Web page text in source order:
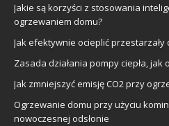
Jakie są korzyści z stosowania
ogrzewaniem domu?
Jak efektywnie ocieplić przestarzały
Zasada działania pompy ciepła,
Jak zmniejszyć emisję CO2 przy
Ogrzewanie domu przy użyciu
nowoczesnej odsłonie